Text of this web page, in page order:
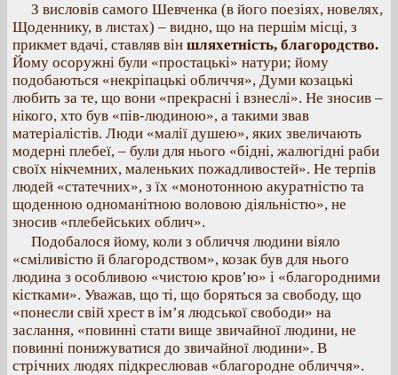
З висловів самого Шевченка (в його поезіях, новелях,
Щоденнику, в листах) – видно, що на першім місці, з
прикмет вдачі, ставляв він шляхетність, благородство.
Йому осоружні були «простацькі» натури; йому
подобаються «некріпацькі обличчя», Думи козацькі
любить за те, що вони «прекрасні і взнеслі». Не зносив –
нікого, хто був «пів-людиною», а такими звав
матеріалістів. Люди «малії душею», яких звеличають
модерні плебеї, – були для нього «бідні, жалюгідні раби
своїх нікчемних, маленьких пожадливостей». Не терпів
людей «статечних», з їх «монотонною акуратністю та
щоденною одноманітною воловою діяльністю», не
зносив «плебейських облич».
Подобалося йому, коли з обличчя людини віяло
«сміливістю й благородством», козак був для нього
людина з особливою «чистою кров’ю» і «благородними
кістками». Уважав, що ті, що боряться за свободу, що
«понесли свій хрест в ім’я людської свободи» на
заслання, «повинні стати вище звичайної людини, не
повинні понижуватися до звичайної людини». В
стрічних людях підкреслював «благородне обличчя».